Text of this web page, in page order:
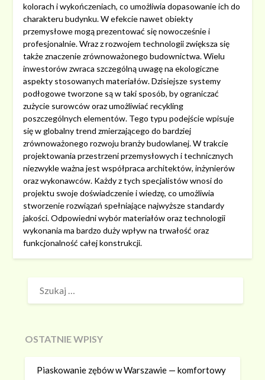
kolorach i wykończeniach, co umożliwia dopasowanie ich do
charakteru budynku. W efekcie nawet obiekty
przemysłowe mogą prezentować się nowocześnie i
profesjonalnie. Wraz z rozwojem technologii zwiększa się
także znaczenie zrównoważonego budownictwa. Wielu
inwestorów zwraca szczególną uwagę na ekologiczne
aspekty stosowanych materiałów. Dzisiejsze systemy
podłogowe tworzone są w taki sposób, by ograniczać
zużycie surowców oraz umożliwiać recykling
poszczególnych elementów. Tego typu podejście wpisuje
się w globalny trend zmierzającego do bardziej
zrównoważonego rozwoju branży budowlanej. W trakcie
projektowania przestrzeni przemysłowych i technicznych
niezwykle ważna jest współpraca architektów, inżynierów
oraz wykonawców. Każdy z tych specjalistów wnosi do
projektu swoje doświadczenie i wiedzę, co umożliwia
stworzenie rozwiązań spełniające najwyższe standardy
jakości. Odpowiedni wybór materiałów oraz technologii
wykonania ma bardzo duży wpływ na trwałość oraz
funkcjonalność całej konstrukcji.
SZUKAJ:
OSTATNIE WPISY
Piaskowanie zębów w Warszawie — komfortowy